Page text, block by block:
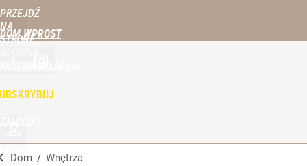
PRZEJDŹ
NA
STRONĘ
DOM WPROST
Dom / Wnętrza